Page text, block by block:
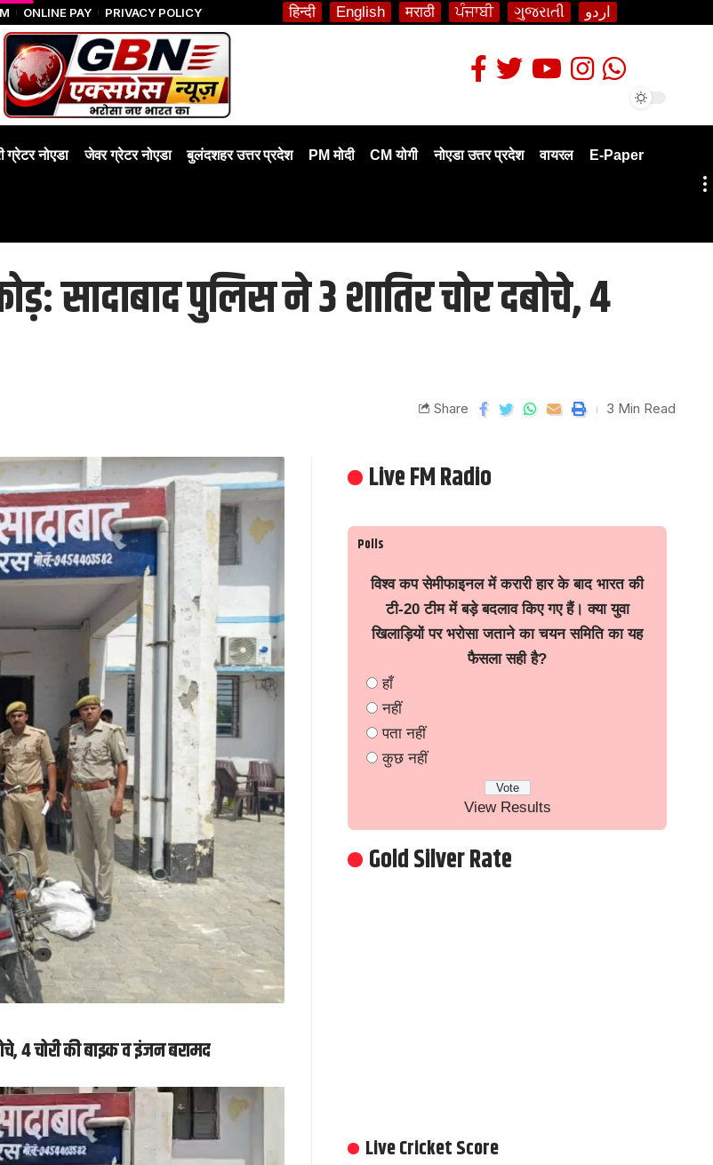
ONLINE PAY PRIVACY POLICY हिन्दी English मराठी ਪੰਜਾਬੀ ગુજરાતી اردو
ग्रेटर नोएडा जेवर ग्रेटर नोएडा बुलंदशहर उत्तर प्रदेश PM मोदी CM योगी नोएडा उत्तर प्रदेश वायरल E-Paper
सादाबाद पुलिस ने 3 शातिर चोर दबोचे, 4
Share 3 Min Read
4 चोरी की बाइक व इंजन बरामद
Live FM Radio
Polls
विश्व कप सेमीफाइनल में करारी हार के बाद भारत की
टी-20 टीम में बड़े बदलाव किए गए हैं। क्या युवा
खिलाड़ियों पर भरोसा जताने का चयन समिति का यह
फैसला सही है?
हाँ
नहीं
पता नहीं
कुछ नहीं
View Results
Gold Silver Rate
Live Cricket Score